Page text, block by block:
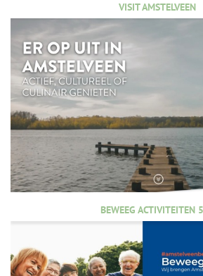
VISIT AMSTELVEEN
BEWEEG ACTIVITEITEN